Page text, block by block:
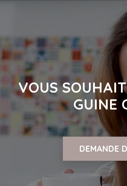
VOUS
GUINE
DEMANDE